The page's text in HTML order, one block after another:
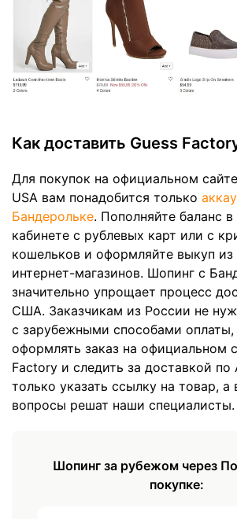
Как доставить Guess
Для покупок на официальном
USA вам понадобится только
Бандерольке. Пополняйте баланс
кабинете с рублевых карт или с
кошельков и оформляйте выкуп из
интернет-магазинов. Шопинг с
значительно упрощает процесс
США. Заказчикам из России не
с зарубежными способами оплаты,
оформлять заказ на официальном
Factory и следить за доставкой
только указать ссылку на товар, а
вопросы решат наши специалисты.
Шопинг за рубежом через
покупке: